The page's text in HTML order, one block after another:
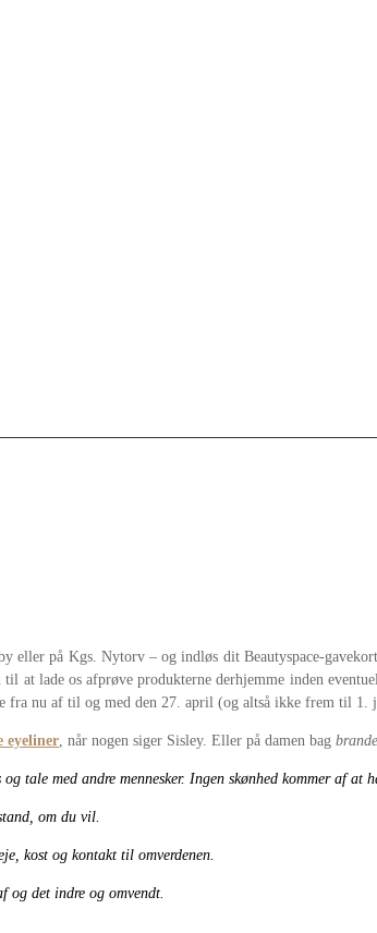
på Kgs. Nytorv – og indløs dit Beautyspace-
at lade os afprøve produkterne derhjemme inden
fra nu af til og med den 27. april (og altså ikke frem til
eyeliner , når nogen siger Sisley. Eller på damen bag
tale med andre mennesker. Ingen skønhed kommer af at
om du vil.
kost og kontakt til omverdenen.
og det indre og omvendt.